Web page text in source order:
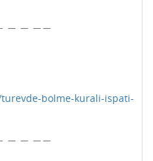
− − −−
bolme-kurali-ispati-
− − −−